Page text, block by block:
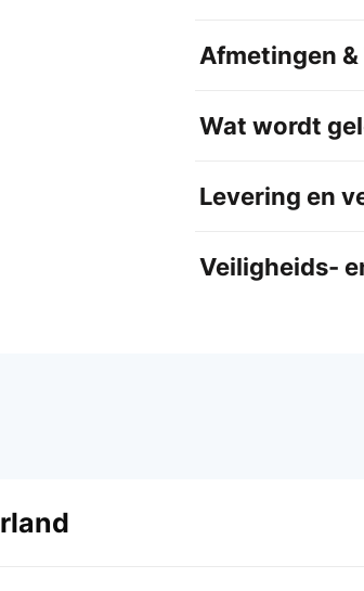
Afmetingen
Wat wordt
Levering en
Veiligheids-